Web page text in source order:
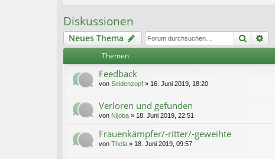
ug
riff
Diskussionen
Neues Thema Suche
Themen
Feedback
von Seidenzopf » 16. Juni 2019, 18:20
Verloren und gefunden
von Nijoba » 18. Juni 2019, 22:51
Frauenkämpfer/-ritter/-geweihte
von Thela » 18. Juni 2019, 09:57